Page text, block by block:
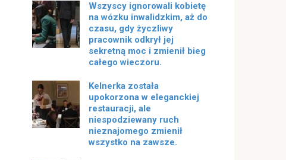
Wszyscy ignorowali kobietę
na wózku inwalidzkim, aż do
czasu, gdy życzliwy
pracownik odkrył jej
sekretną moc i zmienił bieg
całego wieczoru.
Kelnerka została
upokorzona w eleganckiej
restauracji, ale
niespodziewany ruch
nieznajomego zmienił
wszystko na zawsze.